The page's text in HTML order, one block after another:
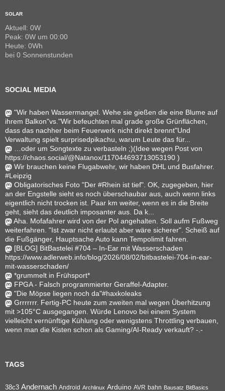
SOLAR
Aktuell: 0W
Peak: 0W um 00:00
Heute: 0Wh
bei 0 Sonnenstunden
SOCIAL MEDIA
"Wir haben Wassermangel. Wehe sie gießen die eine Blume auf
ihrem Balkon"vs."Wir befeuchten mal grade große Grünflächen,
dass das nachher beim Feuerwerk nicht direkt brennt"Und
Verwaltung spielt surprisedpikachu, warum Leute das für...
…oder um Songtexte zu verbasteln ;)(Idee wegen Post von
https://chaos.social/@Natanox/117044693713053190 )
Wir brauchen keine Flugabwehr, wir haben DHL und Busfahrer.
#Leipzig
Obligatorisches Foto "Der #Rhein ist tief". OK, zugegeben, hier
an der Engstelle sieht es noch überschaubar aus, auch wenn links
eigentlich nicht trocken ist. Paar km weiter, wenn es in die Breite
geht, sieht das deutlich imposanter aus. Da k...
Aha. Mofafahrer wird von der Pol angehalten. Soll aufm Fußweg
weiterfahren. "Ist zwar nicht erlaubt aber wäre sicherer". Scheiß auf
die Fußgänger, Hauptsache Auto kann Tempolimit fahren.
[BLOG] BitBastelei #704 – In-Ear mit Wasserschaden
https://www.adlerweb.info/blog/2026/08/02/bitbastelei-704-in-ear-
mit-wasserschaden/
*grummelt in Frühsport*
FPGA - Falsch programmierter Geraffel-Adapter.
"Die Möpse liegen noch da"#haxkoleaks
Grrrrrrr. Fertig-PC heute zum zweiten mal wegen Überhitzung
mit >105°C ausgegangen. Würde Lenovo bei einem System
vielleicht vernünftige Kühlung oder wenigstens Throttling verbauen,
wenn man die Kisten schon als Gaming/AI-Ready verkauft? -.-
TAGS
38c3 Andernach Android Archlinux Arduino AVR bahn Bausatz BitBasics